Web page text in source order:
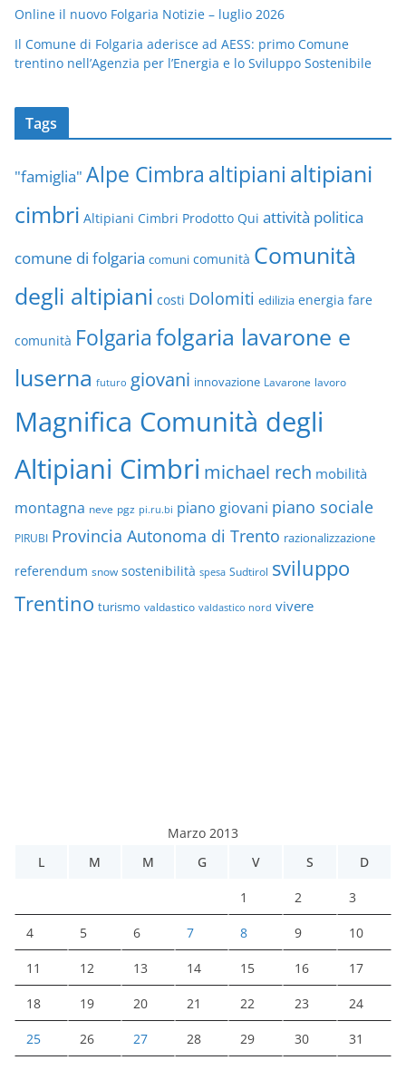
Online il nuovo Folgaria Notizie – luglio 2026
Il Comune di Folgaria aderisce ad AESS: primo Comune
trentino nell’Agenzia per l’Energia e lo Sviluppo Sostenibile
Tags
"famiglia" Alpe Cimbra altipiani altipiani
cimbri Altipiani Cimbri Prodotto Qui attività politica
comune di folgaria comuni comunità Comunità
degli altipiani costi Dolomiti edilizia energia fare
comunità Folgariafolgaria lavarone e
luserna futuro giovani innovazione Lavarone lavoro
Magnifica Comunità degli
Altipiani Cimbri michael rech mobilità
montagna neve pgz pi.ru.bi piano giovani piano sociale
PIRUBI Provincia Autonoma di Trento razionalizzazione
referendum snow sostenibilità spesa Sudtirol sviluppo
Trentino turismo valdastico valdastico nord vivere
Marzo 2013
L
M M G V S D
1 2 3
4 5 6 7 8 9 10
11 12 13 14 15 16 17
18 19 20 21 22 23 24
25 26 27 28 29 30 31